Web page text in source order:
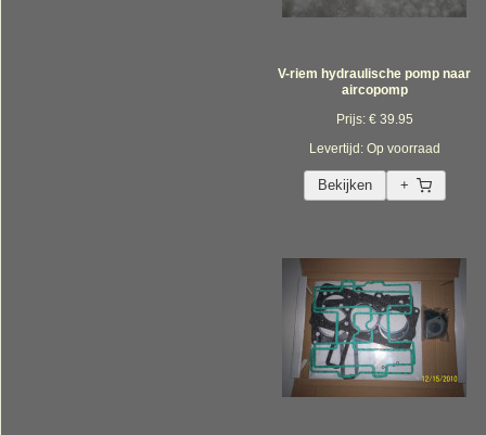
V-riem hydraulische pomp naar
aircopomp
Prijs: € 39.95
Levertijd: Op voorraad
Bekijken +